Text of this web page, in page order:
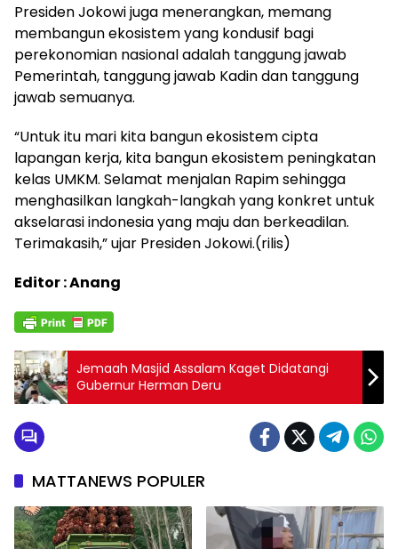
Presiden Jokowi juga menerangkan, memang
membangun ekosistem yang kondusif bagi
perekonomian nasional adalah tanggung jawab
Pemerintah, tanggung jawab Kadin dan tanggung
jawab semuanya.
“Untuk itu mari kita bangun ekosistem cipta
lapangan kerja, kita bangun ekosistem peningkatan
kelas UMKM. Selamat menjalan Rapim sehingga
menghasilkan langkah-langkah yang konkret untuk
akselarasi indonesia yang maju dan berkeadilan.
Terimakasih,” ujar Presiden Jokowi.(rilis)
Editor : Anang
Jemaah Masjid Assalam Kaget Didatangi
Gubernur Herman Deru
MATTANEWS POPULER